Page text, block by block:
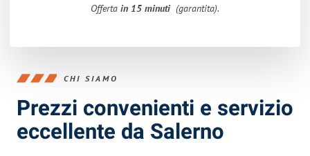
Offerta in 15 minuti (garantita).
CHI SIAMO
Prezzi convenienti e servizio
eccellente da Salerno